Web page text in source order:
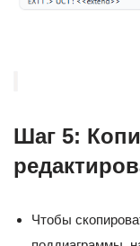
Шаг 5:
Чтобы